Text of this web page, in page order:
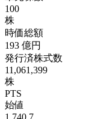
100
株
時価総額
193 億円
発行済株式数
11,061,399
株
PTS
始値
1,740.7